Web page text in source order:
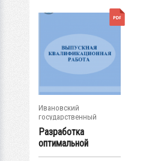
Ивановский
государственный
энергетический...
Разработка
оптимальной
системы